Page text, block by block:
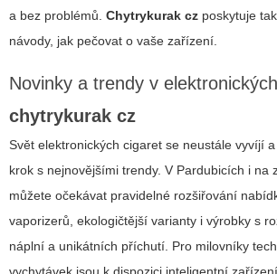
a bez problémů. Chytrykurak cz poskytuje
návody, jak pečovat o vaše zařízení.
Novinky a trendy v
chytrykurak cz
Svět elektronických cigaret se neustále vyvíjí a
krok s nejnovějšími trendy. V Pardubicích i na
můžete očekávat pravidelné rozšiřování
vaporizerů, ekologičtější varianty i výrobky s
náplní a unikátních příchutí. Pro milovníky